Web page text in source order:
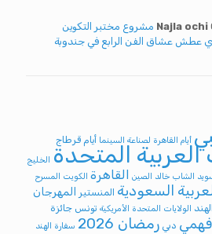
Najla ochi مشروع مختبر التكوين
عطش عشاق الفن الرابع في جندوبة
أيام القاهرة لصناعة السينما أيام قرطاج
العربية المتحدة
الخليج
الشاب خالد الصين القاهرة الكويت
المسرح
السعودية المنستير
المهرجان
الهند الولايات المتحدة الأمريكية تونس جائزة
دبي رمضان 2026
سفارة الهند